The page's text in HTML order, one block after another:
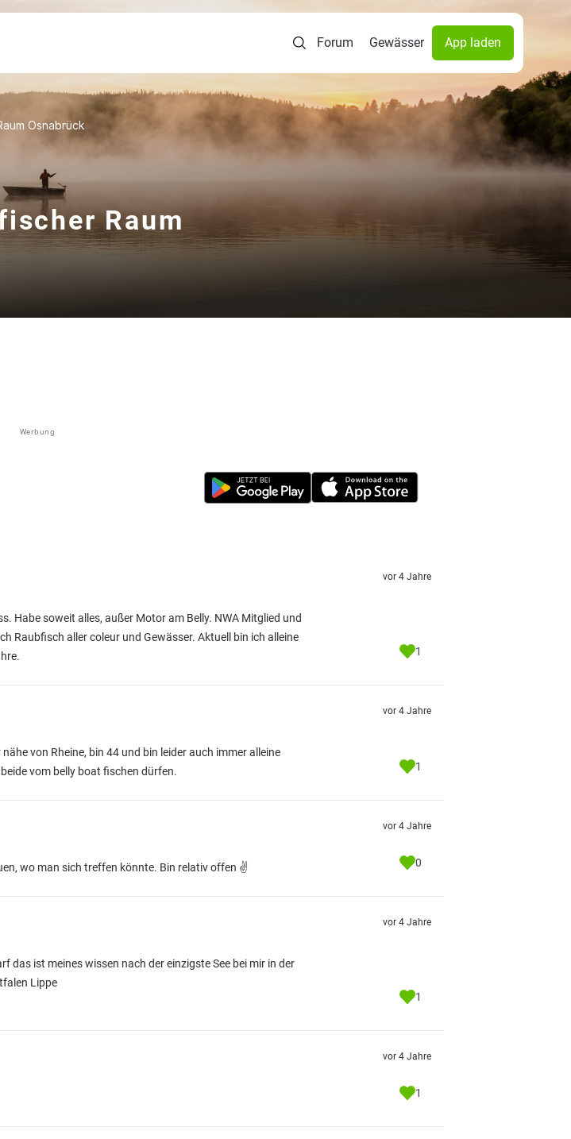
Forum Gewässer App laden
Osnabrück
Raum
Werbung
Habe soweit alles, außer Motor am Belly. NWA Mitglied und
Raubfisch aller coleur und Gewässer. Aktuell bin ich alleine
vor 4 Jahre
1
von Rheine, bin 44 und bin leider auch immer alleine
vom belly boat fischen dürfen.
vor 4 Jahre
1
wo man sich treffen könnte. Bin relativ offen ✌️
vor 4 Jahre
0
das ist meines wissen nach der einzigste See bei mir in der
Lippe
vor 4 Jahre
1
vor 4 Jahre
1